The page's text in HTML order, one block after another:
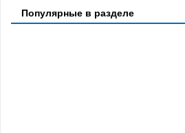
Популярные в разделе